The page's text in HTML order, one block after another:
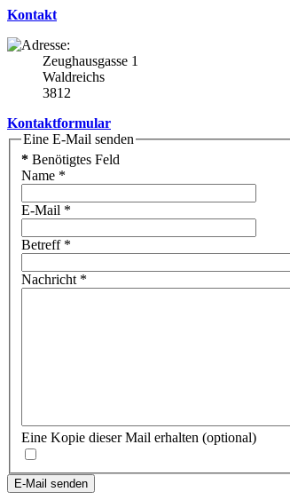
Kontakt
Zeughausgasse 1
Waldreichs
3812
Kontaktformular
Eine E-Mail senden
* Benötigtes Feld
Name *
E-Mail *
Betreff*
Nachricht*
Eine Kopie dieser Mail erhalten (optional)
E-Mail senden